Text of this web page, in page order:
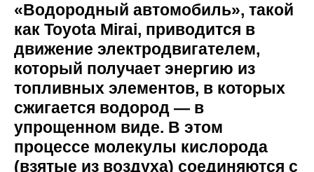
«Водородный автомобиль», такой
как Toyota Mirai, приводится в
движение электродвигателем,
который получает энергию из
топливных элементов, в которых
сжигается водород — в
упрощенном виде. В этом
процессе молекулы кислорода
(взятые из воздуха) соединяются с